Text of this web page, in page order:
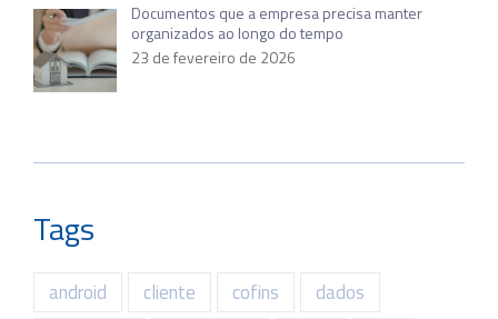
Documentos que a empresa precisa manter
organizados ao longo do tempo
23 de fevereiro de 2026
Tags
android cliente cofins
dados